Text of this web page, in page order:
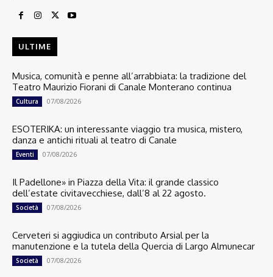
ULTIME
Musica, comunità e penne all’arrabbiata: la tradizione del
Teatro Maurizio Fiorani di Canale Monterano continua
Cultura 07/08/2026
ESOTERIKA: un interessante viaggio tra musica, mistero,
danza e antichi rituali al teatro di Canale
Eventi 07/08/2026
Il Padellone» in Piazza della Vita: il grande classico
dell’estate civitavecchiese, dall’8 al 22 agosto.
Società 07/08/2026
Cerveteri si aggiudica un contributo Arsial per la
manutenzione e la tutela della Quercia di Largo Almunecar
Società 07/08/2026